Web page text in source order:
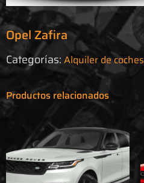
Opel Zafira
Categorías: Alquiler de coches
Productos relacionados